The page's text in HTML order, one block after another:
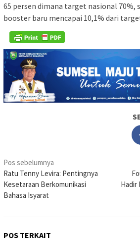
65 persen dimana target nasional 70%,
booster baru mencapai 10,1% dari
Navigasi
pos
Pos sebelumnya
Ratu Tenny Levira: Pentingnya
Kesetaraan Berkomunikasi
Bahasa Isyarat
Hadir
POS TERKAIT